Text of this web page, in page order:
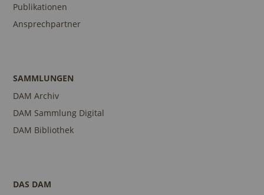
Publikationen
Ansprechpartner
SAMMLUNGEN
DAM Archiv
DAM Sammlung Digital
DAM Bibliothek
DAS DAM